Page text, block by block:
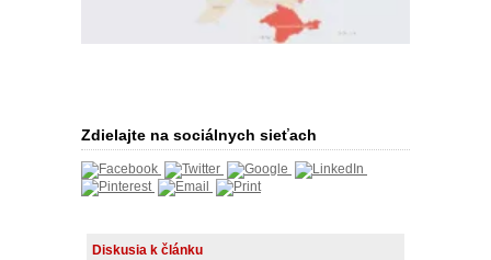
Zdielajte na sociálnych sieťach
Diskusia k článku